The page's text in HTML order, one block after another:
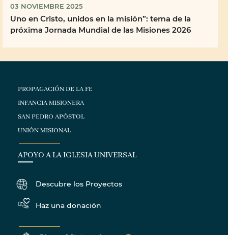
03 NOVIEMBRE 2025
Uno en Cristo, unidos en la misión”: tema de la
próxima Jornada Mundial de las Misiones 2026
PROPAGACIÓN DE LA FE
INFANCIA MISIONERA
SAN PEDRO APÓSTOL
UNIÓN MISIONAL
APOYO A LA IGLESIA UNIVERSAL
Descubre los Proyectos
Haz una donación